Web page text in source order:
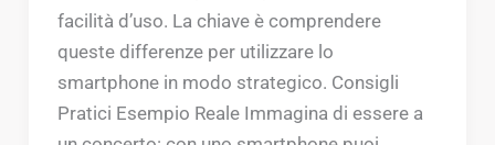
facilità d’uso. La chiave è comprendere
queste differenze per utilizzare lo
smartphone in modo strategico. Consigli
Pratici Esempio Reale Immagina di essere a